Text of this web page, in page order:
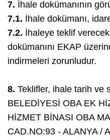
7. İhale dokümanının
7.1. İhale dokümanı,
7.2. İhaleye teklif
dokümanını EKAP
indirmeleri zorunludur.
8. Teklifler, ihale tarih ve
BELEDİYESİ OBA EK
HİZMET BİNASI OBA
CAD.NO:93 - ALANYA /